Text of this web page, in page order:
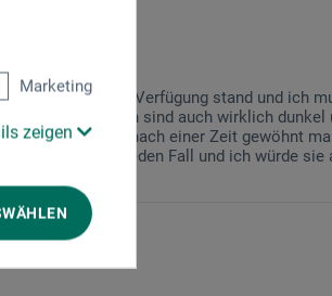
Marketing
zeigen
nicht zur Verfügung stand und ich
dunkle Farben sind auch wirklich dunkel
strenge Geruch nach einer Zeit gewöhnt
auf jeden Fall und ich würde sie